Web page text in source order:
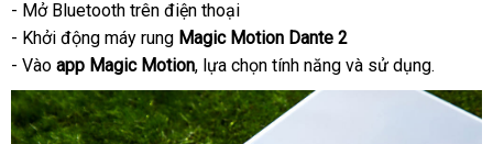
- Mở Bluetooth trên điện thoại
- Khởi động máy rung Magic Motion Dante 2
- Vào app Magic Motionhướng
dẫn
, lựa chọn tính năng lấy
hàng
và sử dụng.